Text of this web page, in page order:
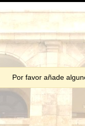
Por favor añade